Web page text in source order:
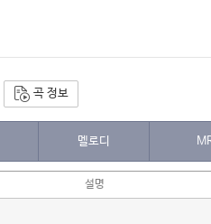
곡 정보
멜로디
설명